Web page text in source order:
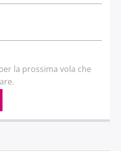
la prossima vola che